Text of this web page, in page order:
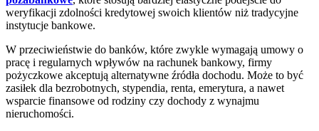
weryfikacji zdolności kredytowej swoich klientów niż tradycyjne
instytucje bankowe.
W przeciwieństwie do banków, które zwykle wymagają umowy o
pracę i regularnych wpływów na rachunek bankowy, firmy
pożyczkowe akceptują alternatywne źródła dochodu. Może to być
zasiłek dla bezrobotnych, stypendia, renta, emerytura, a nawet
wsparcie finansowe od rodziny czy dochody z wynajmu
nieruchomości.